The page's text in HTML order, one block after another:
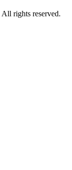
All rights reserved.